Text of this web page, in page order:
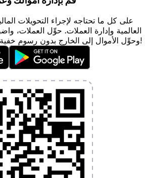
العالمية وإدارة العملات. حوِّل العملات،
وحوِّل الأموال إلى الخارج بدون رسوم خفية. قم بالتحميل اليوم!